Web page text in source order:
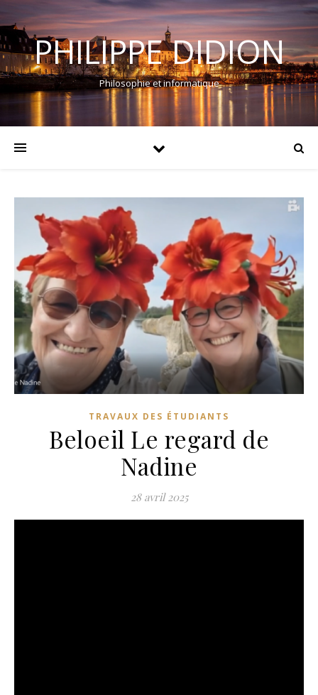
PHILIPPE DIDION
Philosophie et informatique
TRAVAUX DES ÉTUDIANTS
Beloeil Le regard de
Nadine
28 avril 2025